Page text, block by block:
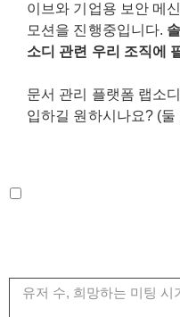
이브와 기업용 보안 메
모션을 진행중입니다.
소디 관련 우리 조직에
문서 관리 플랫폼 랩소
입하길 원하시나요? (